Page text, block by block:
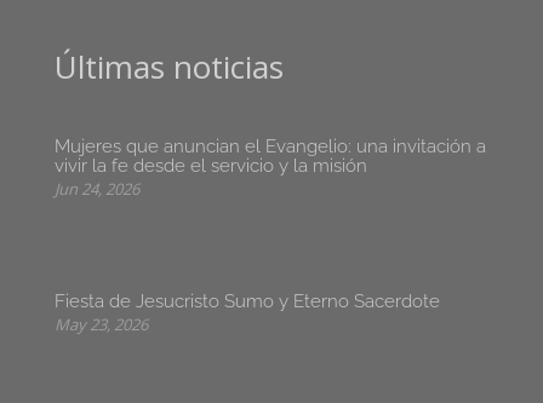
Últimas noticias
Mujeres que anuncian el Evangelio: una invitación a
vivir la fe desde el servicio y la misión
Jun 24, 2026
Fiesta de Jesucristo Sumo y Eterno Sacerdote
May 23, 2026